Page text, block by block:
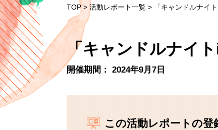
TOP> 活動レポート一覧 > 「キャンドルナイ
「キャンドルナイ
開催期間： 2024年9月7日
この活動レポートの登